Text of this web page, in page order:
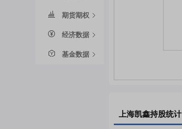
期货期权
经济数据
基金数据
上海凯鑫持股统计